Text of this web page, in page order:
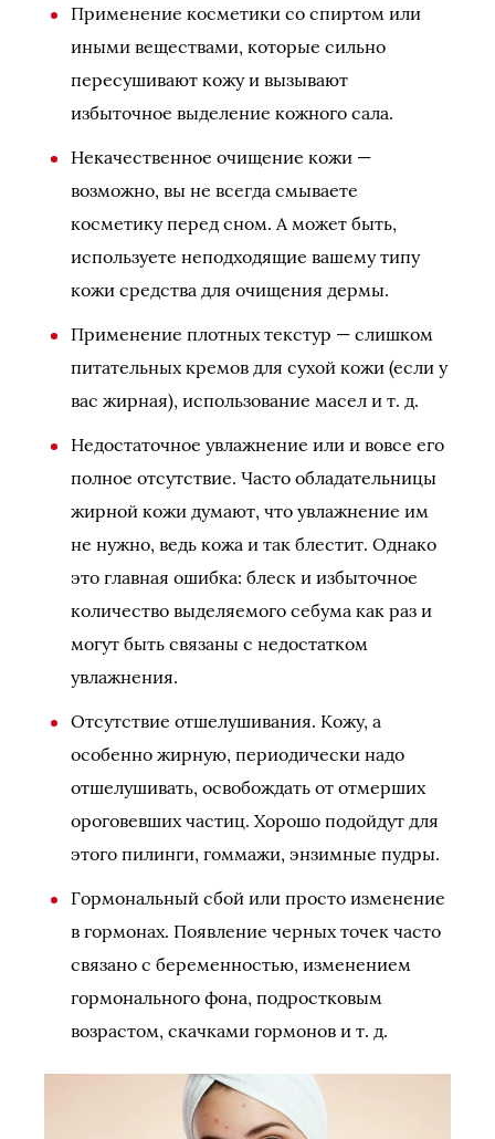
Применение косметики со спиртом или
иными веществами, которые сильно
пересушивают кожу и вызывают
избыточное выделение кожного сала.
Некачественное очищение кожи —
возможно, вы не всегда смываете
косметику перед сном. А может быть,
используете неподходящие вашему типу
кожи средства для очищения дермы.
Применение плотных текстур — слишком
питательных кремов для сухой кожи (если у
вас жирная), использование масел и т. д.
Недостаточное увлажнение или и вовсе его
полное отсутствие. Часто обладательницы
жирной кожи думают, что увлажнение им
не нужно, ведь кожа и так блестит. Однако
это главная ошибка: блеск и избыточное
количество выделяемого себума как раз и
могут быть связаны с недостатком
увлажнения.
Отсутствие отшелушивания. Кожу, а
особенно жирную, периодически надо
отшелушивать, освобождать от отмерших
ороговевших частиц. Хорошо подойдут для
этого пилинги, гоммажи, энзимные пудры.
Гормональный сбой или просто изменение
в гормонах. Появление черных точек часто
связано с беременностью, изменением
гормонального фона, подростковым
возрастом, скачками гормонов и т. д.